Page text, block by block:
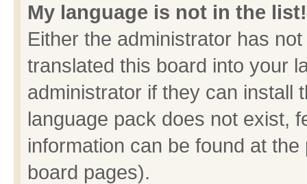
My language is not in the list!
Either the administrator has
translated this board into your
administrator if they can install
language pack does not exist,
information can be found at
board pages).